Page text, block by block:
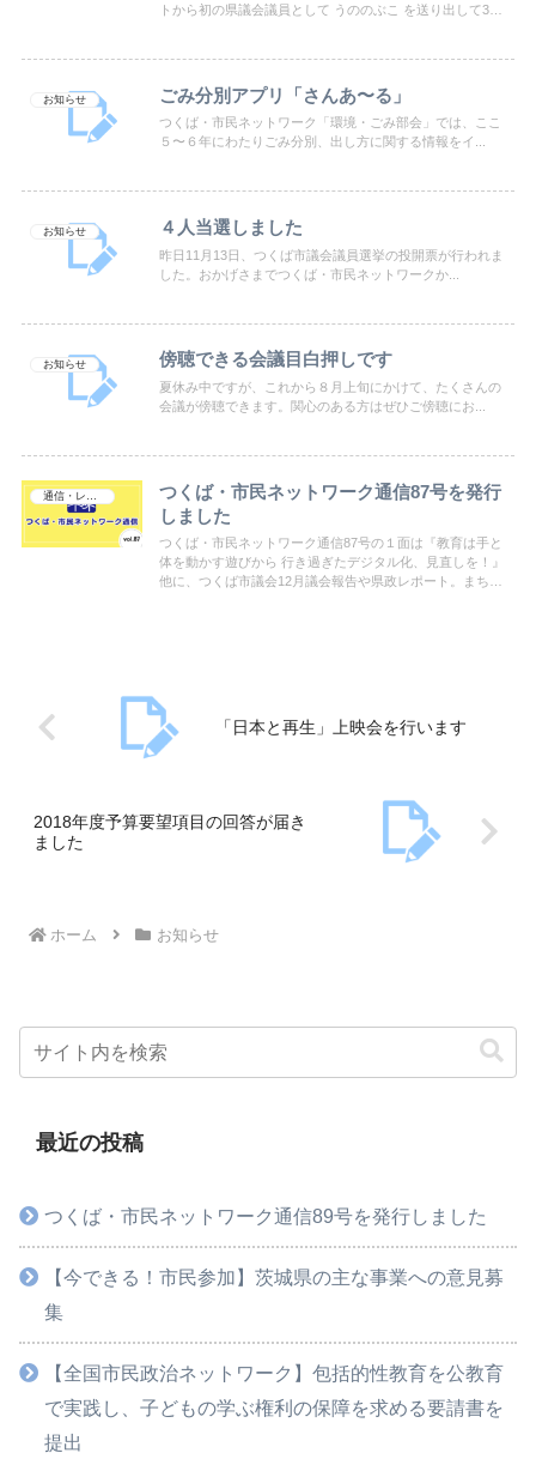
トから初の県議会議員として うののぶこ を送り出して3年
お知らせ ごみ分別アプリ「さんあ〜る」
つくば・市民ネットワーク「環境・ごみ部会」では、ここ
５〜６年にわたりごみ分別、出し方に関する情報をイ...
お知らせ ４人当選しました
昨日11月13日、つくば市議会議員選挙の投開票が行われま
した。おかげさまでつくば・市民ネットワークか...
お知らせ 傍聴できる会議目白押しです
夏休み中ですが、これから８月上旬にかけて、たくさんの
会議が傍聴できます。関心のある方はぜひご傍聴にお...
つくば・市民ネットワーク通信87号を発行
しました
つくば・市民ネットワーク通信87号の１面は『教育は手と
体を動かす遊びから 行き過ぎたデジタル化、見直しを！』
他に、つくば市議会12月議会報告や県政レポート。まちづ
「日本と再生」上映会を行います
2018年度予算要望項目の回答が届き
ました
ホーム お知らせ
最近の投稿
つくば・市民ネットワーク通信89号を発行しました
【今できる！市民参加】茨城県の主な事業への意見募
集
【全国市民政治ネットワーク】包括的性教育を公教育
で実践し、子どもの学ぶ権利の保障を求める要請書を
提出